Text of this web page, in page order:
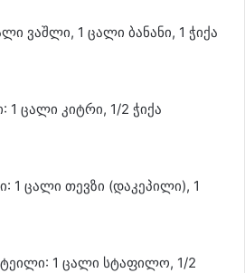
ვაშლი, 1 ცალი ბანანი, 1 ჭიქა
1 ცალი კიტრი, 1/2 ჭიქა
1 ცალი თევზი (დაკეპილი), 1
1 ცალი სტაფილო, 1/2